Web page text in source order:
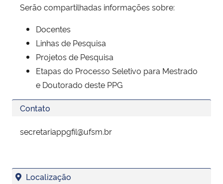
Serão compartilhadas informações sobre:
Docentes
Linhas de Pesquisa
Projetos de Pesquisa
Etapas do Processo Seletivo para Mestrado
e Doutorado deste PPG
Contato
secretariappgfil@ufsm.br
Localização